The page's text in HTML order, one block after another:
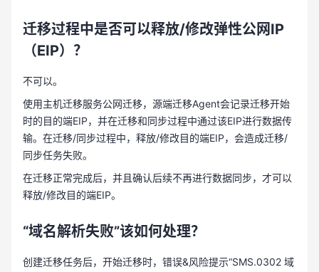
迁移过程中是否可以释放/修改弹性公网IP
（EIP）？
不可以。
使用主机迁移服务公网迁移，源端迁移Agent会记录迁移开始
时的目的端EIP，并在迁移和同步过程中通过该EIP进行数据传
输。在迁移/同步过程中，释放/修改目的端EIP，会造成迁移/
同步任务失败。
在迁移正常完成后，并且确认后续不再进行数据同步，才可以
释放/修改目的端EIP。
“域名解析失败”该如何处理？
创建迁移任务后，开始迁移时，错误&风险提示“SMS.0302 域